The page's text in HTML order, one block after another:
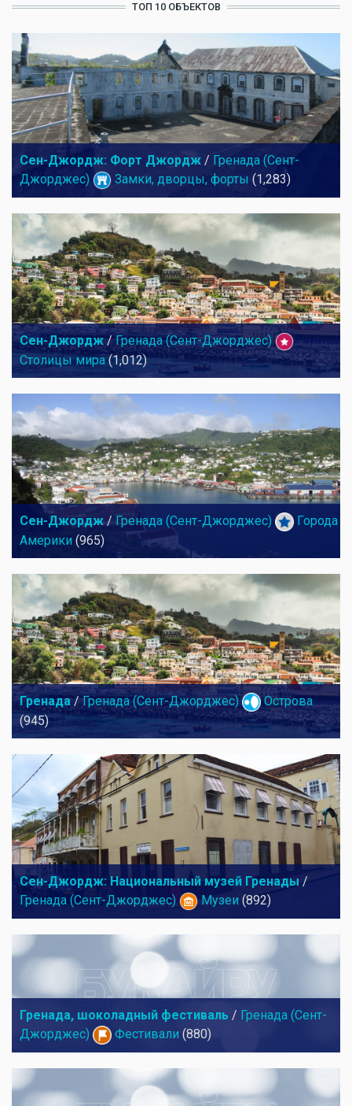
ТОП 10 ОБЪЕКТОВ
Сен-Джордж: Форт Джордж / Гренада (Сент-
Джорджес)
Замки, дворцы, форты (1,283)
Сен-Джордж/Гренада (Сент-Джорджес)
Столицы мира(1,012)
Сен-Джордж / Гренада (Сент-Джорджес)
Города
Америки (965)
Гренада/Гренада (Сент-Джорджес)
Острова
(945)
Сен-Джордж: Национальный музей Гренады /
Гренада (Сент-Джорджес)
Музеи (892)
Гренада, шоколадный фестиваль / Гренада (Сент-
Джорджес)
Фестивали (880)